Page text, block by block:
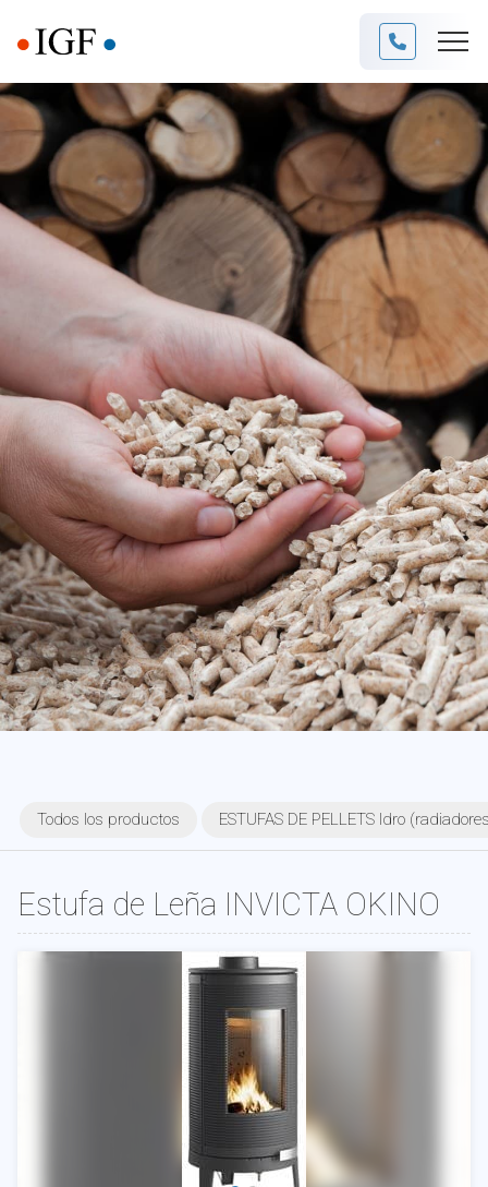
Todos los productos ESTUFAS DE PELLETS Idro
Estufa de Leña INVICTA OKINO